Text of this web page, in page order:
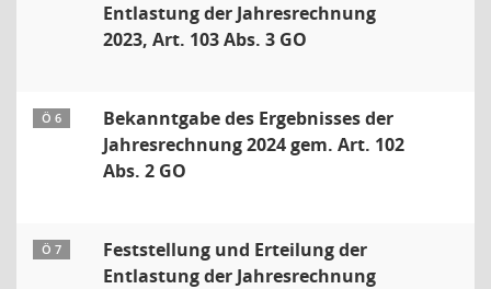
Entlastung der Jahresrechnung
2023, Art. 103 Abs. 3 GO
Ö 6
Bekanntgabe des Ergebnisses der
Jahresrechnung 2024 gem. Art. 102
Abs. 2 GO
Ö 7
Feststellung und Erteilung der
Entlastung der Jahresrechnung